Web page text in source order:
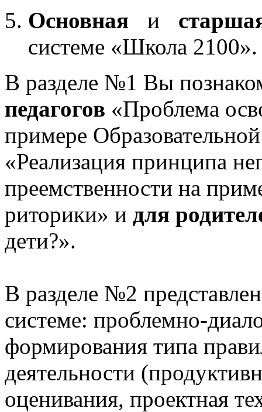
Основная и
системе «Школа 2100».
В разделе №1 Вы
педагогов «Проблема
примере
«Реализация принципа
преемственности на
риторики» и для
дети?».
В разделе №2
системе: проблемно-
формирования типа
деятельности
оценивания, проектная